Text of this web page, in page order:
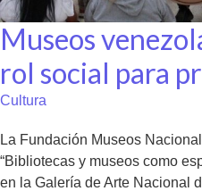
Museos
rol social para
Cultura
La Fundación Museos
“Bibliotecas y museos como
en la Galería de Arte Nacional